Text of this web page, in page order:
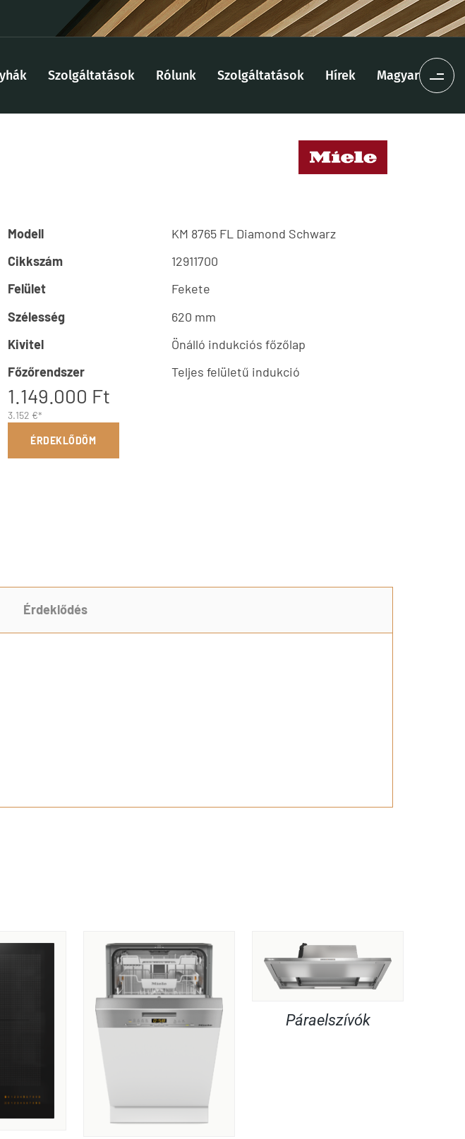
Szolgáltatások Rólunk Szolgáltatások Hírek Magyar
Modell
KM 8765 FL Diamond Schwarz
Cikkszám
12911700
Felület
Fekete
Szélesség
620 mm
Kivitel
Önálló indukciós főzőlap
Főzőrendszer
Teljes felületű indukció
1.149.000 Ft
3.152 €*
ÉRDEKLŐDÖM
Érdeklődés
Páraelszívók